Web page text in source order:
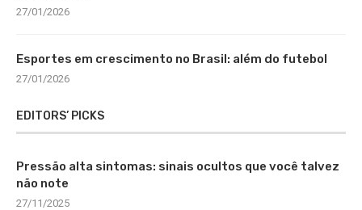
27/01/2026
Esportes em crescimento no Brasil: além do futebol
27/01/2026
EDITORS’ PICKS
Pressão alta sintomas: sinais ocultos que você talvez
não note
27/11/2025